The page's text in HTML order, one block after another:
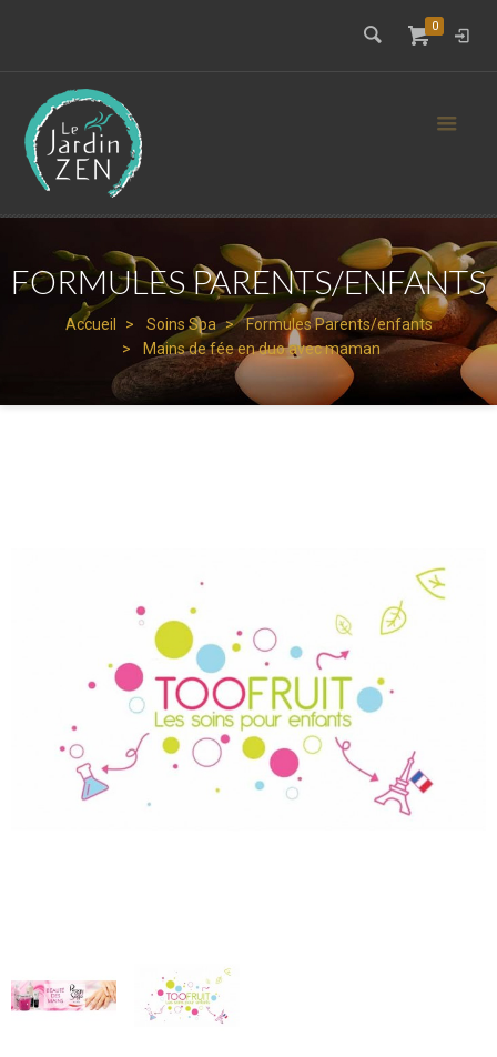
0
FORMULES PARENTS/ENFANTS
Accueil Soins Spa
Formules Parents/enfants
Mains de fée en duo avec maman